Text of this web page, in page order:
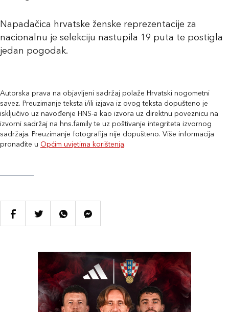
Napadačica hrvatske ženske reprezentacije za
nacionalnu je selekciju nastupila 19 puta te postigla
jedan pogodak.
Autorska prava na objavljeni sadržaj polaže Hrvatski nogometni
savez. Preuzimanje teksta i/ili izjava iz ovog teksta dopušteno je
isključivo uz navođenje HNS-a kao izvora uz direktnu poveznicu na
izvorni sadržaj na hns.family te uz poštivanje integriteta izvornog
sadržaja. Preuzimanje fotografija nije dopušteno. Više informacija
pronađite u Općim uvjetima korištenja.